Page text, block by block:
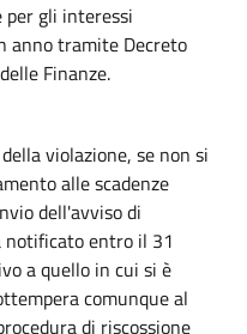
gli interessi
anno tramite Decreto
Finanze.
violazione, se non si
alle scadenze
dell'avviso di
notificato entro il 31
a quello in cui si è
comunque al
di riscossione